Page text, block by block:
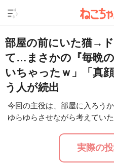
部屋の前にいた猫→
て…まさかの『毎晩
いちゃったｗ」「真
う人が続出
U
/
L
今回の主役は、部屋に入ろう
ゆらゆらさせながら考えていた
実際の